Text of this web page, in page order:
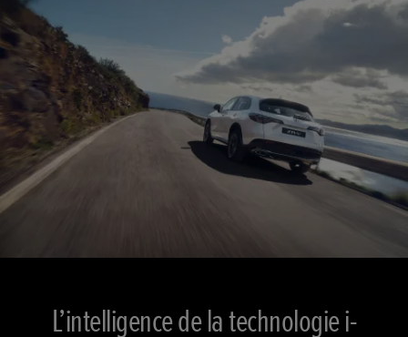
L’intelligence de la technologie i-